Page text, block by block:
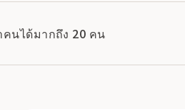
นได้มากถึง 20 คน